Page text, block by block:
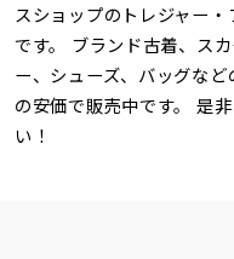
スショップのトレジャー
です。 ブランド古着、ス
ー、シューズ、バッグな
の安価で販売中です。 是
い！